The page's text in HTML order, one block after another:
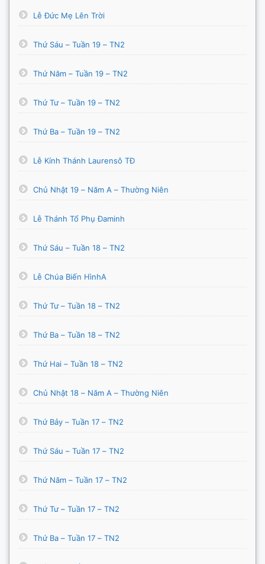
Lễ Đức Mẹ Lên Trời
Thứ Sáu – Tuần 19 – TN2
Thứ Năm – Tuần 19 – TN2
Thứ Tư – Tuần 19 – TN2
Thứ Ba – Tuần 19 – TN2
Lễ Kính Thánh Laurensô TĐ
Chủ Nhật 19 – Năm A – Thường Niên
Lễ Thánh Tổ Phụ Đaminh
Thứ Sáu – Tuần 18 – TN2
Lễ Chúa Biến HìnhA
Thứ Tư – Tuần 18 – TN2
Thứ Ba – Tuần 18 – TN2
Thứ Hai – Tuần 18 – TN2
Chủ Nhật 18 – Năm A – Thường Niên
Thứ Bảy – Tuần 17 – TN2
Thứ Sáu – Tuần 17 – TN2
Thứ Năm – Tuần 17 – TN2
Thứ Tư – Tuần 17 – TN2
Thứ Ba – Tuần 17 – TN2